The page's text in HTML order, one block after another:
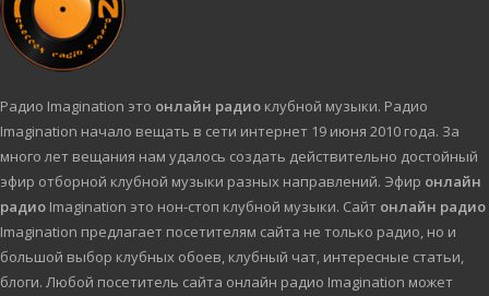
Радио Imagination это онлайн радио клубной музыки. Радио
Imagination начало вещать в сети интернет 19 июня 2010 года. За
много лет вещания нам удалось создать действительно достойный
эфир отборной клубной музыки разных направлений. Эфир онлайн
радио Imagination это нон-стоп клубной музыки. Сайт онлайн радио
Imagination предлагает посетителям сайта не только радио, но и
большой выбор клубных обоев, клубный чат, интересные статьи,
блоги. Любой посетитель сайта онлайн радио Imagination может